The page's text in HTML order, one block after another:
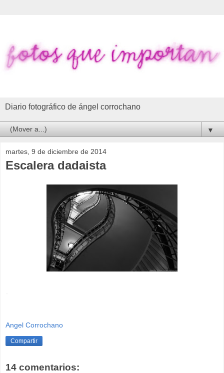
Diario fotográfico de ángel corrochano
▼
martes, 9 de diciembre de 2014
Escalera dadaista
Angel Corrochano
Compartir
14 comentarios: